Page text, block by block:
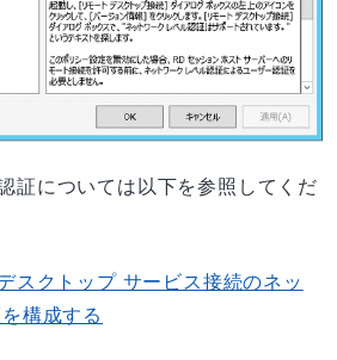
証については以下を参照してくだ
スクトップ サービス接続のネッ
構成する